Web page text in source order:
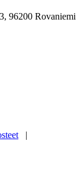
96200 Rovaniemi
|